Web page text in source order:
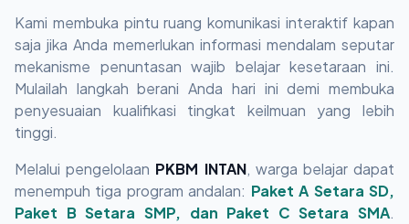
Kami membuka pintu ruang komunikasi interaktif kapan
saja jika Anda memerlukan informasi mendalam seputar
mekanisme penuntasan wajib belajar kesetaraan ini.
Mulailah langkah berani Anda hari ini demi membuka
penyesuaian kualifikasi tingkat keilmuan yang lebih
tinggi.
Melalui pengelolaan PKBM INTAN, warga belajar dapat
menempuh tiga program andalan: Paket A Setara SD,
Paket B Setara SMP, dan Paket C Setara SMA.